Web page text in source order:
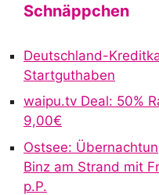
n
t
Schnäppchen
Deutschland-
Startguthaben
waipu.tv Deal: 50%
9,00€
Ostsee:
Binz am Strand mit
p.P.